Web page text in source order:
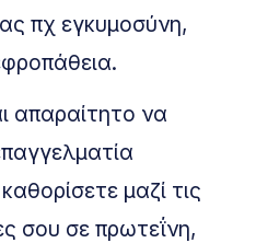
πχ εγκυμοσύνη,
απαραίτητο να
μαζί τις
σου σε πρωτεΐνη,